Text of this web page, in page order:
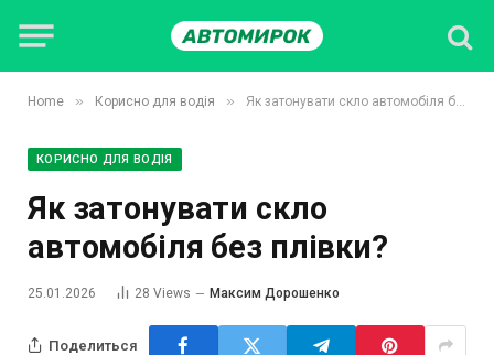
Home » Корисно для водія » Як затонувати скло автомобіля без плівки?
КОРИСНО ДЛЯ ВОДІЯ
Як затонувати скло
автомобіля без плівки?
25.01.2026 28 Views Максим Дорошенко
Поделиться